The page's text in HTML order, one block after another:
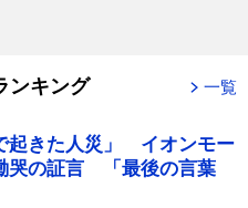
ンキング 一覧
起きた人災」 イオンモー
哭の証言 「最後の言葉